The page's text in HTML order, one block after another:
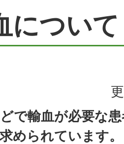
について
で輸血が必要な
められています